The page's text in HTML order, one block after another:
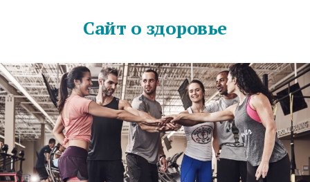
Сайт о здоровье